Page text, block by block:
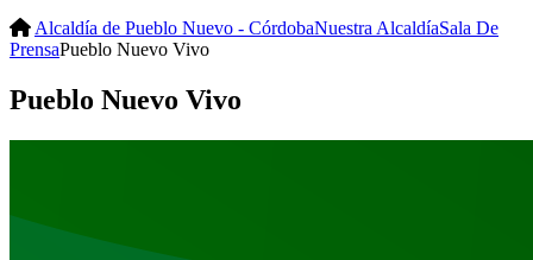
Alcaldía de Pueblo Nuevo - CórdobaNuestra AlcaldíaSala De
PrensaPueblo Nuevo Vivo
Pueblo Nuevo Vivo